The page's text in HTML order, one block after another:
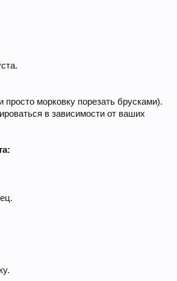
просто морковку порезать брусками).
в зависимости от ваших